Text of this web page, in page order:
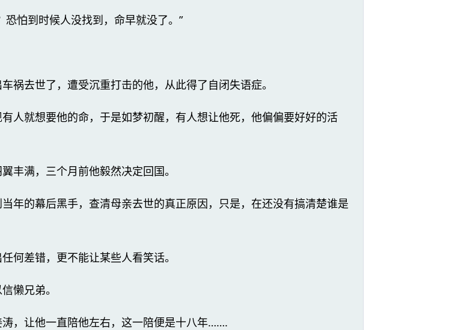
怕到时候人没找到，命早就没了。”
祸去世了，遭受沉重打击的他，从此得了自闭失语症。
人就想要他的命，于是如梦初醒，有人想让他死，他偏偏要好好的活
丰满，三个月前他毅然决定回国。
年的幕后黑手，查清母亲去世的真正原因，只是，在还没有搞清楚谁是
何差错，更不能让某些人看笑话。
懒兄弟。
，让他一直陪他左右，这一陪便是十八年…….